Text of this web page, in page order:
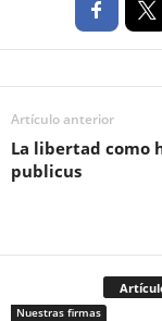
Artículo anterior
La libertad como
publicus
Nuestras firmas